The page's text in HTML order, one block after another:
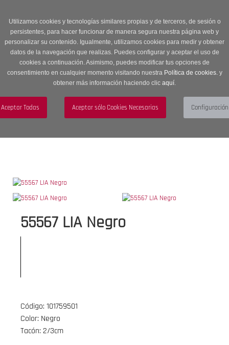
Utilizamos cookies y tecnologías similares propias y de terceros, de sesión o
persistentes, para hacer funcionar de manera segura nuestra página web y
personalizar su contenido. Igualmente, utilizamos cookies para medir y obtener
datos de la navegación que realizas. Puedes configurar y aceptar el uso de
cookies a continuación. Asimismo, puedes modificar tus opciones de
consentimiento en cualquier momento visitando nuestra Política de cookies.y
obtener más información haciendo clic aquí.
descuento en Sección OUTLET con código OUTLET20
navigation
Menú
55567 LIA Negro
Código: 101759501
Color: Negro
Tacón: 2/3cm